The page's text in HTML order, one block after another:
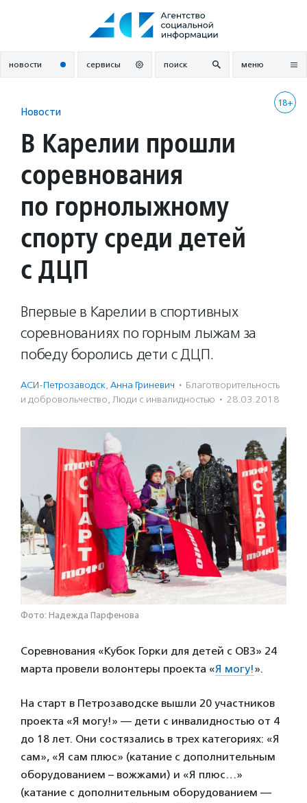
новости сервисы поиск меню
18+
Новости
В Карелии прошли
соревнования
по горнолыжному
спорту среди детей
с ДЦП
Впервые в Карелии в спортивных
соревнованиях по горным лыжам за
победу боролись дети с ДЦП.
АСИ-Петрозаводск, Анна Гриневич · Благотвори­тель­ность
и доброволь­чест­во, Люди с инвалидностью · 28.03.2018
Фото: Надежда Парфенова
Соревнования «Кубок Горки для детей с ОВЗ» 24
марта провели волонтеры проекта «Я могу!».
На старт в Петрозаводске вышли 20 участников
проекта «Я могу!» — дети с инвалидностью от 4
до 18 лет. Они состязались в трех категориях: «Я
сам», «Я сам плюс» (катание с дополнительным
оборудованием – вожжами) и «Я плюс…»
(катание с дополнительным оборудованием —